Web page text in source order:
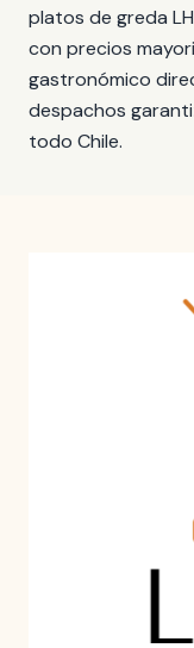
platos de greda
con precios
gastronómico
despachos
todo Chile.